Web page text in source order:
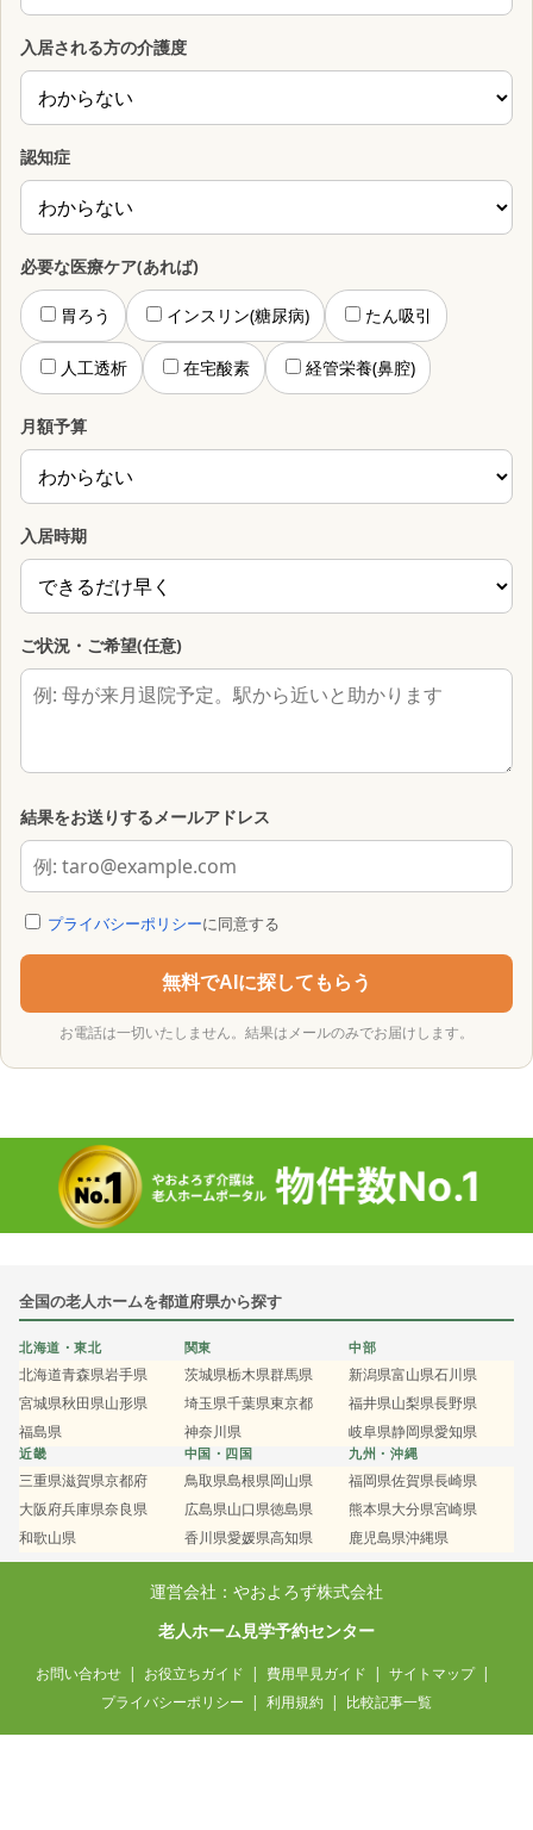
入居される方の介護度
認知症
必要な医療ケア(あれば)
胃ろう インスリン(糖尿病) たん吸引
人工透析 在宅酸素 経管栄養(鼻腔)
月額予算
入居時期
ご状況・ご希望(任意)
結果をお送りするメールアドレス
プライバシーポリシーに同意する
無料でAIに探してもらう
お電話は一切いたしません。結果はメールのみでお届けします。
全国の老人ホームを都道府県から探す
北海道・東北
北海道青森県岩手県
宮城県秋田県山形県
福島県
関東
茨城県栃木県群馬県
埼玉県千葉県東京都
神奈川県
中部
新潟県富山県石川県
福井県山梨県長野県
岐阜県静岡県愛知県
近畿
三重県滋賀県京都府
大阪府兵庫県奈良県
和歌山県
中国・四国
鳥取県島根県岡山県
広島県山口県徳島県
香川県愛媛県高知県
九州・沖縄
福岡県佐賀県長崎県
熊本県大分県宮崎県
鹿児島県沖縄県
運営会社：やおよろず株式会社
老人ホーム見学予約センター
お問い合わせ お役立ちガイド 費用早見ガイド
サイトマップ
プライバシーポリシー
利用規約 比較記事一覧